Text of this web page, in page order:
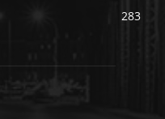
283